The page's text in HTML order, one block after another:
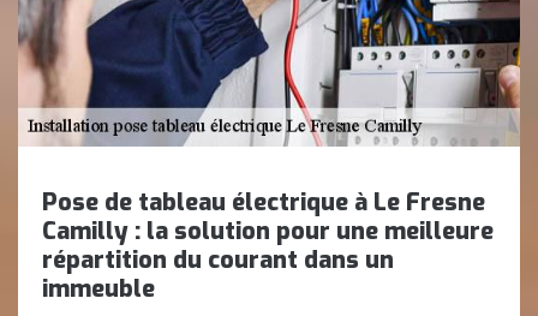
Pose de tableau électrique à Le Fresne
Camilly : la solution pour une meilleure
répartition du courant dans un
immeuble